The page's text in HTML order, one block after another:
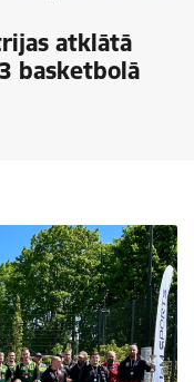
atklātā
basketbolā